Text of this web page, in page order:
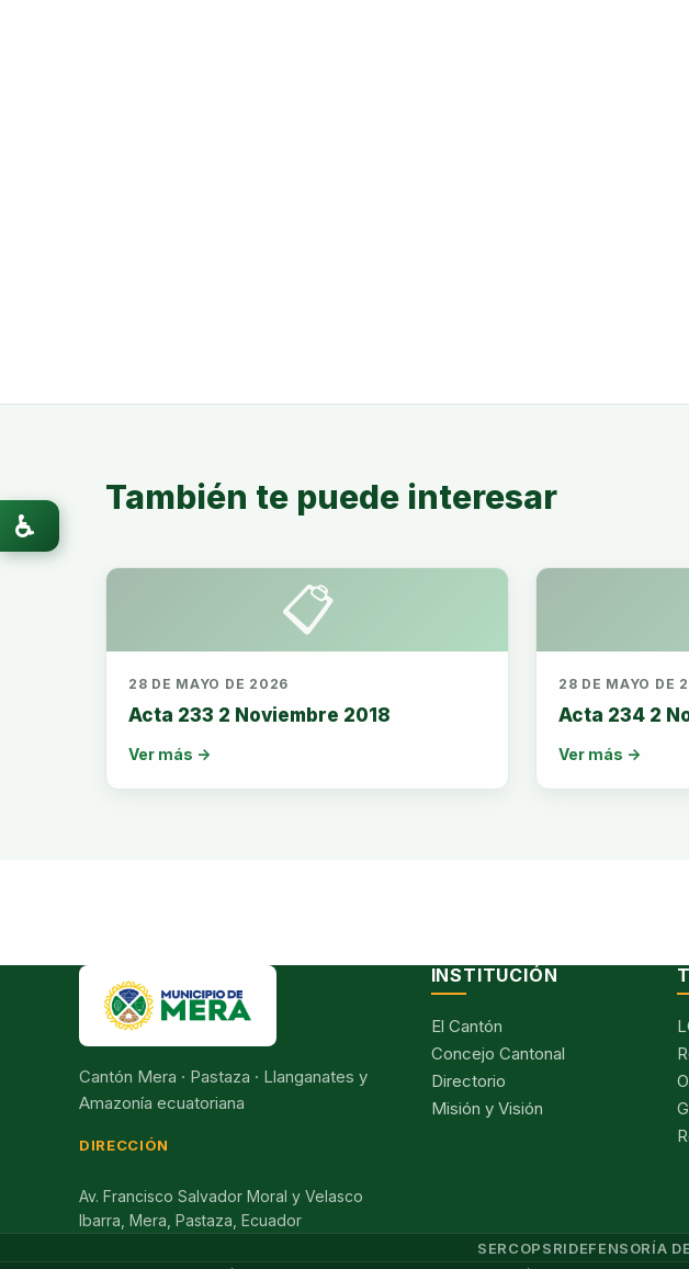
También te puede interesar
📋
28 DE MAYO DE 2026
Acta 233 2 Noviembre 2018
Ver más →
28 DE MAYO DE
Acta 234 2
Ver más →
Cantón Mera · Pastaza · Llanganates y
Amazonía ecuatoriana
DIRECCIÓN
Av. Francisco Salvador Moral y Velasco
Ibarra, Mera, Pastaza, Ecuador
INSTITUCIÓN
El Cantón
Concejo Cantonal
Directorio
Misión y Visión
SERCOPSRIDEFENSORÍA
♿